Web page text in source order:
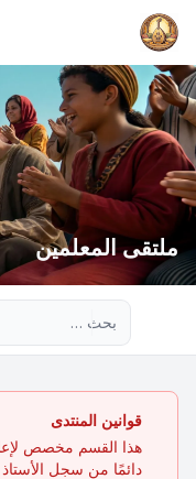
ملتقى المعلمين
قوانين المنتدى
هذا القسم مخصص
دائمًا من سجل